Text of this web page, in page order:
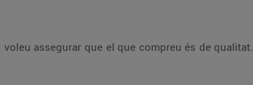
voleu assegurar que el que compreu és de qualitat.